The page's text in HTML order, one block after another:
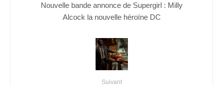
Nouvelle bande annonce de Supergirl : Milly
Alcock la nouvelle héroïne DC
Suivant